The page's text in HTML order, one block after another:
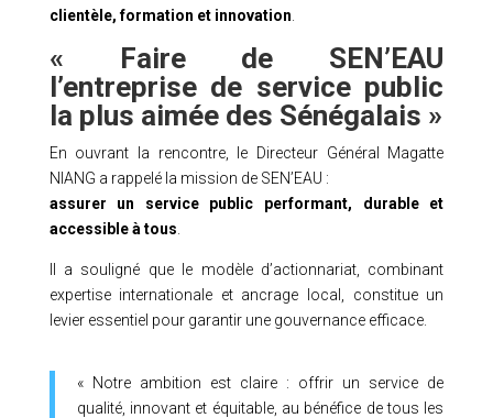
clientèle, formation et innovation
« Faire de SEN’EAU
l’entreprise de service public
la plus aimée des Sénégalais »
En ouvrant la rencontre, le Directeur Général Magatte
NIANG a rappelé la mission de SEN’EAU :
assurer un service public performant, durable et
accessible à tous
Il a souligné que le modèle d’actionnariat, combinant
expertise internationale et ancrage local, constitue un
levier essentiel pour garantir une gouvernance efficace.
« Notre ambition est claire : offrir un service de
qualité, innovant et équitable, au bénéfice de tous les